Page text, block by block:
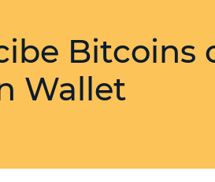
Bitcoins
Wallet